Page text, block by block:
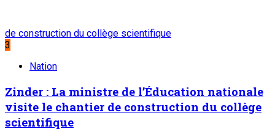
de construction du collège scientifique
3
Nation
Zinder : La ministre de l’Éducation nationale
visite le chantier de construction du collège
scientifique